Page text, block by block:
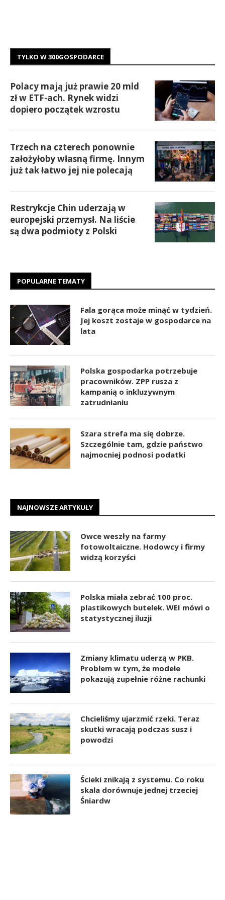
TYLKO W 300GOSPODARCE
Polacy mają już prawie 20 mld
zł w ETF-ach. Rynek widzi
dopiero początek wzrostu
Trzech na czterech ponownie
założyłoby własną firmę. Innym
już tak łatwo jej nie polecają
Restrykcje Chin uderzają w
europejski przemysł. Na liście
są dwa podmioty z Polski
POPULARNE TEMATY
Fala gorąca może minąć w tydzień.
Jej koszt zostaje w gospodarce na
lata
Polska gospodarka potrzebuje
pracowników. ZPP rusza z
kampanią o inkluzywnym
zatrudnianiu
Szara strefa ma się dobrze.
Szczególnie tam, gdzie państwo
najmocniej podnosi podatki
NAJNOWSZE ARTYKUŁY
Owce weszły na farmy
fotowoltaiczne. Hodowcy i firmy
widzą korzyści
Polska miała zebrać 100 proc.
plastikowych butelek. WEI mówi o
statystycznej iluzji
Zmiany klimatu uderzą w PKB.
Problem w tym, że modele
pokazują zupełnie różne rachunki
Chcieliśmy ujarzmić rzeki. Teraz
skutki wracają podczas susz i
powodzi
Ścieki znikają z systemu. Co roku
skala dorównuje jednej trzeciej
Śniardw